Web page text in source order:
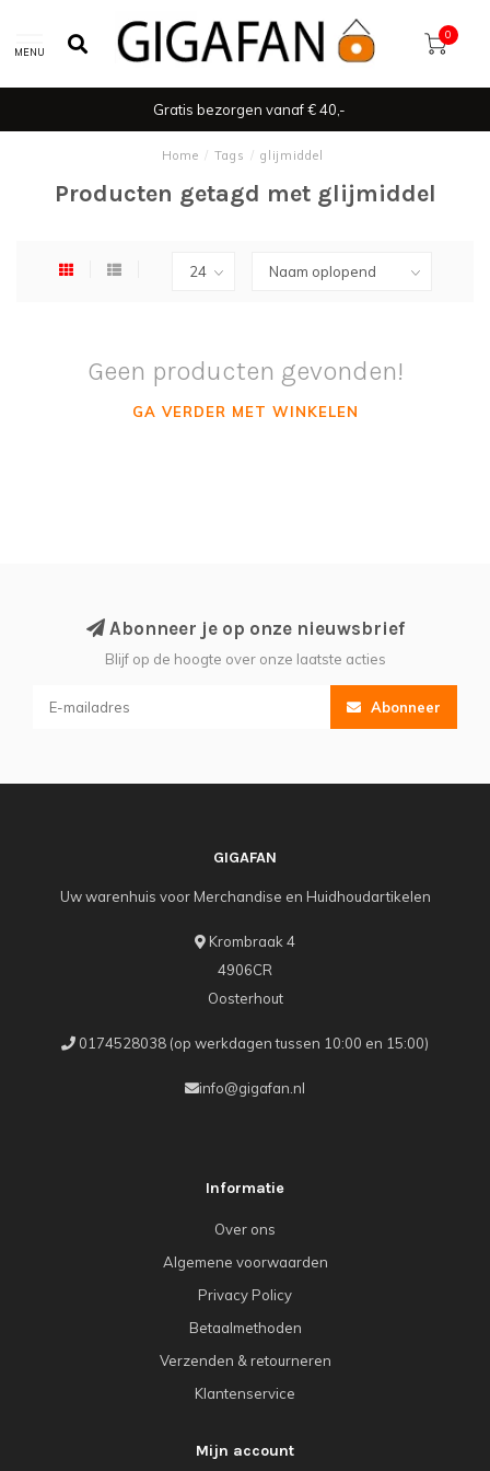
MENU
0
Gratis bezorgen vanaf € 40,-
Home / Tags / glijmiddel
Producten getagd met glijmiddel
Geen producten gevonden!
GA VERDER MET WINKELEN
Abonneer je op onze nieuwsbrief
Blijf op de hoogte over onze laatste acties
Abonneer
GIGAFAN
Uw warenhuis voor Merchandise en Huidhoudartikelen
Krombraak 4
4906CR
Oosterhout
0174528038 (op werkdagen tussen 10:00 en 15:00)
info@gigafan.nl
Informatie
Over ons
Algemene voorwaarden
Privacy Policy
Betaalmethoden
Verzenden & retourneren
Klantenservice
Mijn account